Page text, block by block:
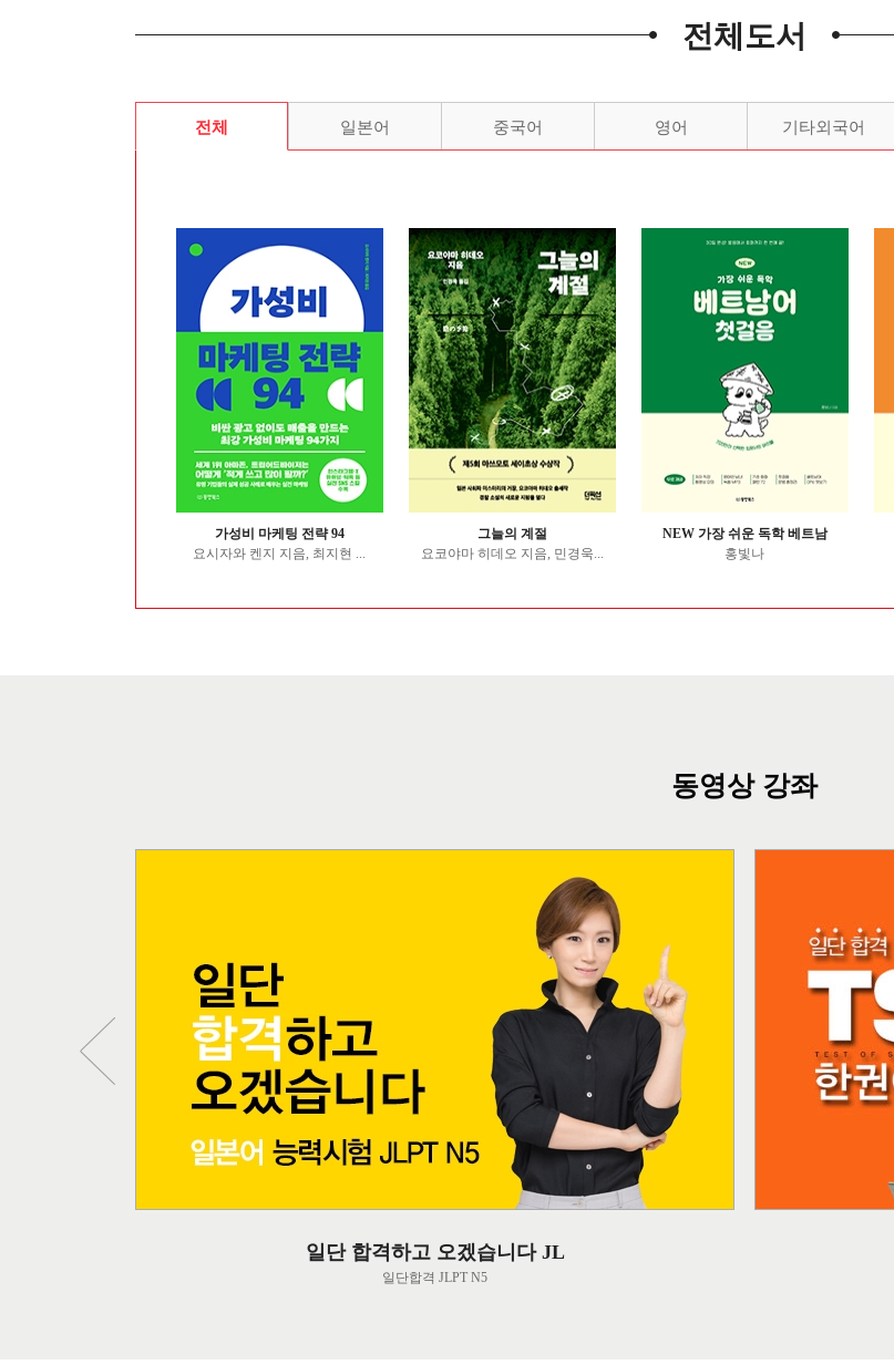
전체도서
전체 일본어 중국어 영어 기타외국어
가성비 마케팅 전략 94
요시자와 켄지 지음, 최지현 ...
그늘의 계절
요코야마 히데오 지음, 민경욱...
NEW 가장 쉬운 독학 베트남
홍빛나
동영상 강좌
일단 합격하고 오겠습니다 JL
일단합격 JLPT N5